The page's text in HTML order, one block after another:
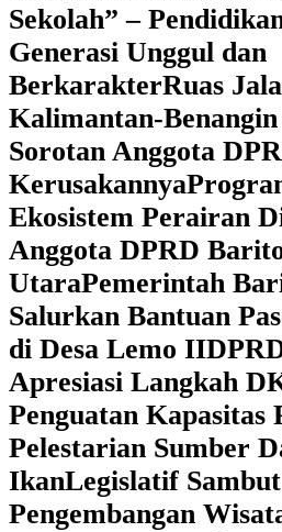
Sekolah” –
Generasi Unggul dan
BerkarakterRuas
Kalimantan-
Sorotan Anggota
Kerusakannya
Ekosistem Perairan
Anggota DPRD
UtaraPemerintah
Salurkan Bantuan
di Desa Lemo II
Apresiasi Langkah
Penguatan Kapasitas
Pelestarian Sumber
IkanLegislatif
Pengembangan